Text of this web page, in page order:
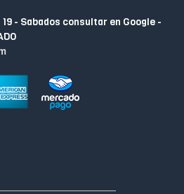
19 - Sabados consultar en Google -